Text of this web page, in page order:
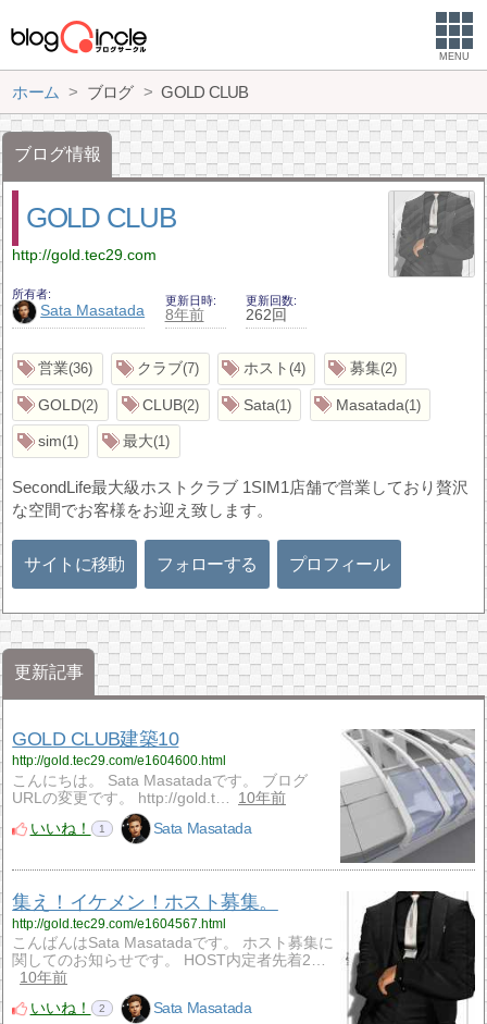
MENU
ホーム ブログ GOLD CLUB
ブログ情報
GOLD CLUB
http://gold.tec29.com
所有者
Sata Masatada
更新日時
8年前
更新回数
262回
営業 36 クラブ 7 ホスト 4 募集 2
GOLD 2 CLUB 2 Sata 1 Masatada 1
sim 1 最大 1
SecondLife最大級ホストクラブ 1SIM1店舗で営業しており贅沢
な空間でお客様をお迎え致します。
サイトに移動 フォローする プロフィール
更新記事
GOLD CLUB建築10
http://gold.tec29.com/e1604600.html
こんにちは。 Sata Masatadaです。 ブログ
URLの変更です。 http://gold.t…
10年前
いいね！
1 Sata Masatada
集え！イケメン！ホスト募集。
http://gold.tec29.com/e1604567.html
こんばんはSata Masatadaです。 ホスト募集に
関してのお知らせです。 HOST内定者先着2…
10年前
いいね！
2 Sata Masatada